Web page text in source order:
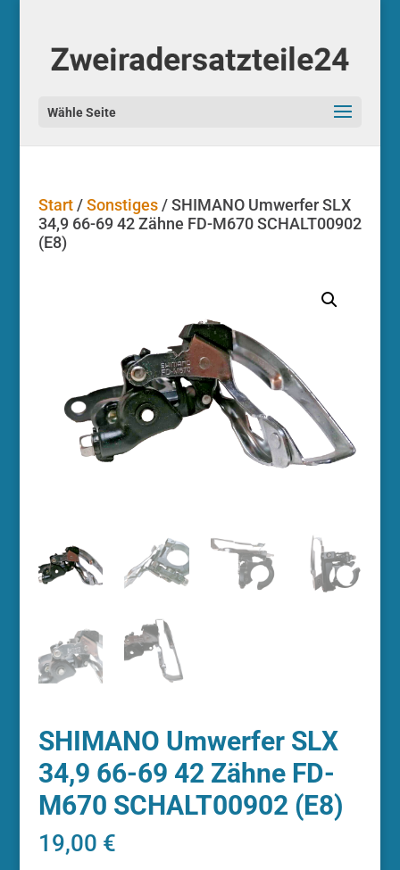
Start/Sonstiges/ SHIMANO Umwerfer SLX
34,9 66-69 42 Zähne FD-M670 SCHALT00902
(E8)
SHIMANO Umwerfer SLX
34,9 66-69 42 Zähne FD-
M670 SCHALT00902 (E8)
19,00 €